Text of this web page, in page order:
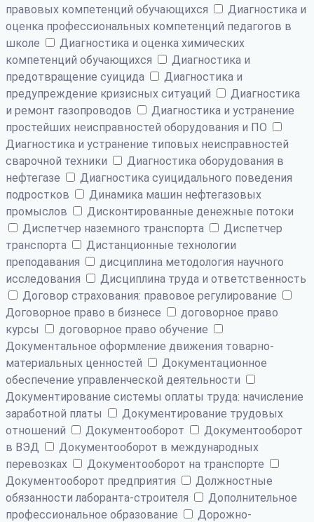
правовых компетенций обучающихся
Диагностика и
оценка профессиональных компетенций педагогов в
школе
Диагностика и оценка химических
компетенций обучающихся
Диагностика и
предотвращение суицида
Диагностика и
предупреждение кризисных ситуаций
Диагностика
и ремонт газопроводов
Диагностика и устранение
простейших неисправностей оборудования и ПО
Диагностика и устранение типовых неисправностей
сварочной техники
Диагностика оборудования в
нефтегазе
Диагностика суицидального поведения
подростков
Динамика машин нефтегазовых
промыслов
Дисконтированные денежные потоки
Диспетчер наземного транспорта
Диспетчер
транспорта
Дистанционные технологии
преподавания
дисциплина методология научного
исследования
Дисциплина труда и ответственность
Договор страхования: правовое регулирование
Договорное право в бизнесе
договорное право
курсы
договорное право обучение
Документальное оформление движения товарно-
материальных ценностей
Документационное
обеспечение управленческой деятельности
Документирование системы оплаты труда: начисление
заработной платы
Документирование трудовых
отношений
Документооборот
Документооборот
в ВЭД
Документооборот в международных
перевозках
Документооборот на транспорте
Документооборот предприятия
Должностные
обязанности лаборанта-строителя
Дополнительное
профессиональное образование
Дорожно-